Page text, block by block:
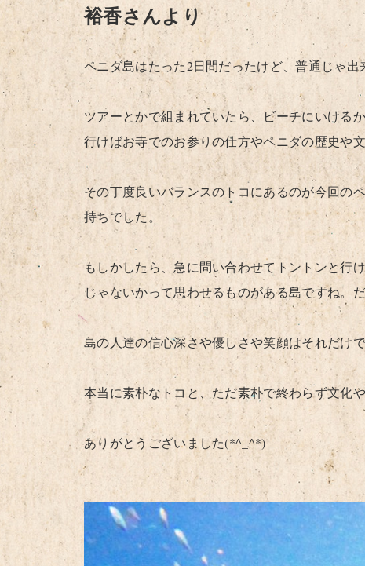
裕香さんより
ペニダ島はたった2日間だったけど、普通じゃ出
ツアーとかで組まれていたら、ビーチにいける
行けばお寺でのお参りの仕方やペニダの歴史や
その丁度良いバランスのトコにあるのが今回の
持ちでした。
もしかしたら、急に問い合わせてトントンと行
じゃないかって思わせるものがある島ですね。
島の人達の信心深さや優しさや笑顔はそれだけ
本当に素朴なトコと、ただ素朴で終わらず文化
ありがとうございました(*^_^*)